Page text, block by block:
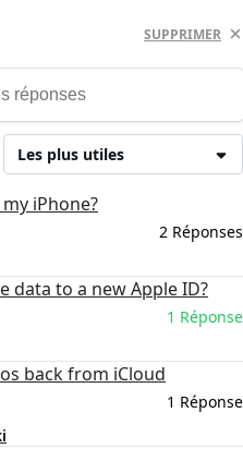
SUPPRIMER
Les plus utiles
iPhone?
2 Réponses
data to a new Apple ID?
1 Réponse
back from iCloud
1 Réponse